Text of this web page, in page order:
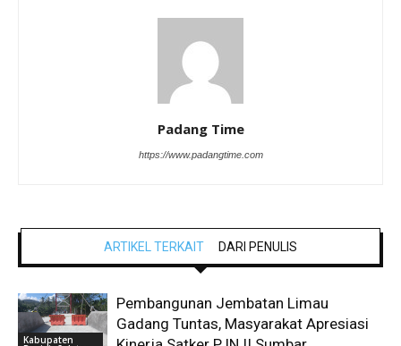
Padang Time
https://www.padangtime.com
ARTIKEL TERKAIT DARI PENULIS
Kabupaten
Pembangunan Jembatan Limau
Gadang Tuntas, Masyarakat Apresiasi